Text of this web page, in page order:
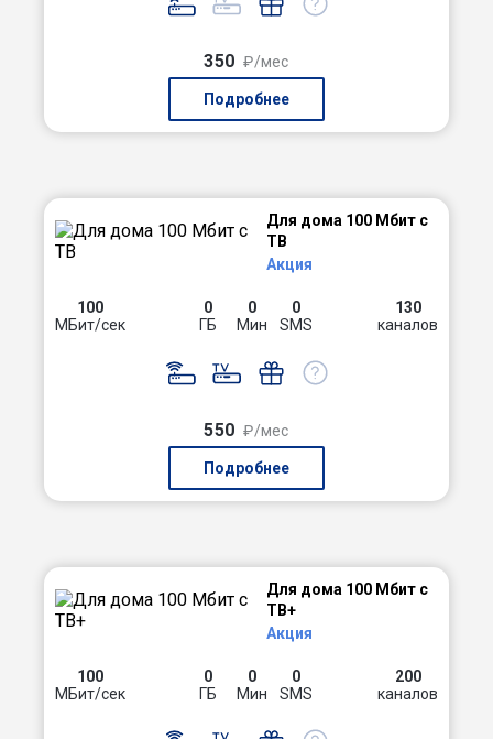
350 ₽/мес
Подробнее
Для дома 100 Мбит с
ТВ
Акция
100
МБит/сек
0
ГБ
0
Мин
0
SMS
130
каналов
550 ₽/мес
Подробнее
Для дома 100 Мбит с
ТВ+
Акция
100
МБит/сек
0
ГБ
0
Мин
0
SMS
200
каналов